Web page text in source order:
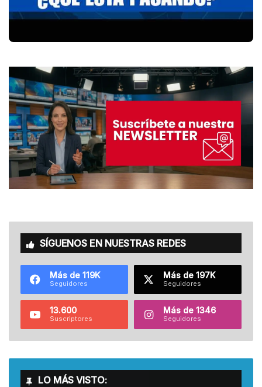
SÍGUENOS EN NUESTRAS REDES
Más de 119K
Seguidores
Más de 197K
Seguidores
13.600
Suscriptores
Más de 1346
Seguidores
LO MÁS VISTO: